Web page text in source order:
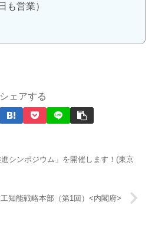
も営業）
シェアする
進シンポジウム」を開催します！(東京
工知能戦略本部（第1回）<内閣府>